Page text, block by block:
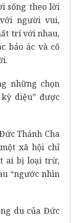
sống theo lời
người vui,
trí với nhau,
báo ác và cố
những chọn
diệu” được
Thánh Cha
xã hội chỉ
ai bị loại trừ,
“ngước nhìn
du của Đức